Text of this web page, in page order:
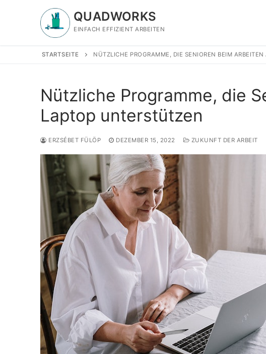
QUADWORKS
EINFACH EFFIZIENT ARBEITEN
STARTSEITE NÜTZLICHE PROGRAMME, DIE SENIOREN BEIM
Nützliche Programme, die
Laptop unterstützen
ERZSÉBET FÜLÖP DEZEMBER 15, 2022 ZUKUNFT DER ARBEIT